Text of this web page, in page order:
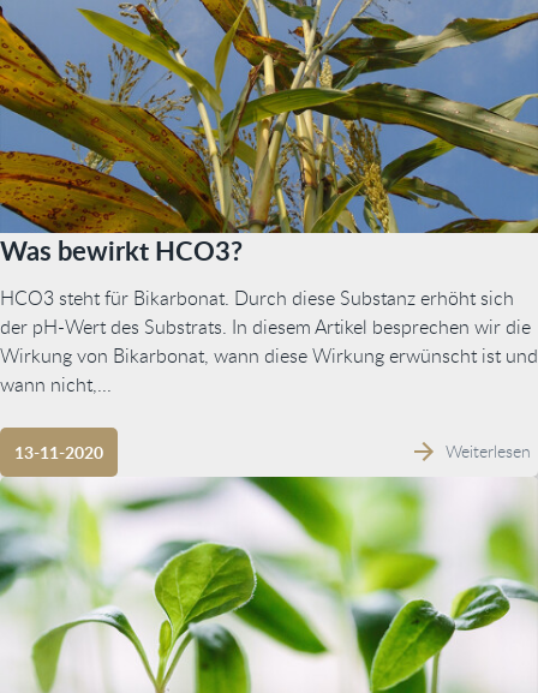
Was bewirkt HCO3?
HCO3 steht für Bikarbonat. Durch diese Substanz erhöht sich
der pH-Wert des Substrats. In diesem Artikel besprechen wir die
Wirkung von Bikarbonat, wann diese Wirkung erwünscht ist und
wann nicht,...
13-11-2020 Weiterlesen